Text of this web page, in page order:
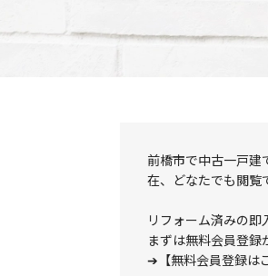
前橋市で中古一戸建
在、どなたでも閲覧
リフォーム済みの即
まずは無料会員登録
➔ 【無料会員登録は